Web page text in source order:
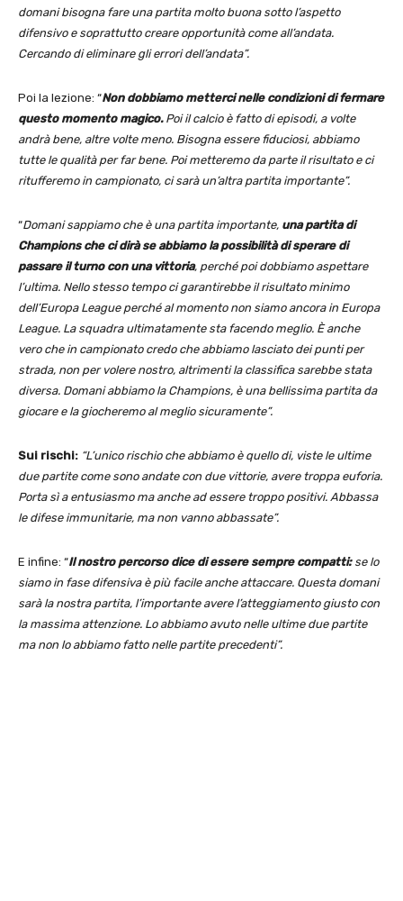
domani bisogna fare una partita molto buona sotto l’aspetto
difensivo e soprattutto creare opportunità come all’andata.
Cercando di eliminare gli errori dell’andata”.
Poi la lezione: “Non dobbiamo metterci nelle condizioni di fermare
questo momento magico. Poi il calcio è fatto di episodi, a volte
andrà bene, altre volte meno. Bisogna essere fiduciosi, abbiamo
tutte le qualità per far bene. Poi metteremo da parte il risultato e ci
ritufferemo in campionato, ci sarà un’altra partita importante”.
“Domani sappiamo che è una partita importante, una partita di
Champions che ci dirà se abbiamo la possibilità di sperare di
passare il turno con una vittoria, perché poi dobbiamo aspettare
l’ultima. Nello stesso tempo ci garantirebbe il risultato minimo
dell’Europa League perché al momento non siamo ancora in Europa
League. La squadra ultimatamente sta facendo meglio. È anche
vero che in campionato credo che abbiamo lasciato dei punti per
strada, non per volere nostro, altrimenti la classifica sarebbe stata
diversa. Domani abbiamo la Champions, è una bellissima partita da
giocare e la giocheremo al meglio sicuramente”.
Sui rischi: “L’unico rischio che abbiamo è quello di, viste le ultime
due partite come sono andate con due vittorie, avere troppa euforia.
Porta sì a entusiasmo ma anche ad essere troppo positivi. Abbassa
le difese immunitarie, ma non vanno abbassate”.
E infine: “Il nostro percorso dice di essere sempre compatti: se lo
siamo in fase difensiva è più facile anche attaccare. Questa domani
sarà la nostra partita, l’importante avere l’atteggiamento giusto con
la massima attenzione. Lo abbiamo avuto nelle ultime due partite
ma non lo abbiamo fatto nelle partite precedenti”.